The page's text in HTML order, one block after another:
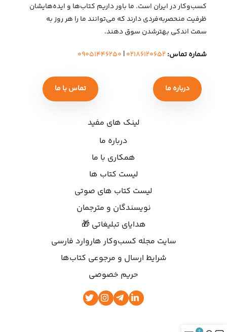
کسب‌وکار در ایران است. ما باور داریم کتاب‌ها و ایده‌هایشان
ظرفیت منحصربه‌فردی دارند که می‌توانند ما را هر روز به
سمت اندکی بهتر‌شدن سوق دهند.
شماره تماس: ۰۲۱۸۶۱۲۰۶۵۲| ۰۹۰۵۱۴۴۶۲۵۰
درباره ما تماس با ما
لینک های مفید
درباره ما
همکاری با ما
لیست کتاب ها
لیست کتاب های صوتی
نویسندگان و مترجمان
هدایای تبلیغاتی 🎁
سایت مجله کسب‌وکار هاروارد فارسی
شرایط ارسال و مرجوعی کتاب‌ها
حریم خصوصی